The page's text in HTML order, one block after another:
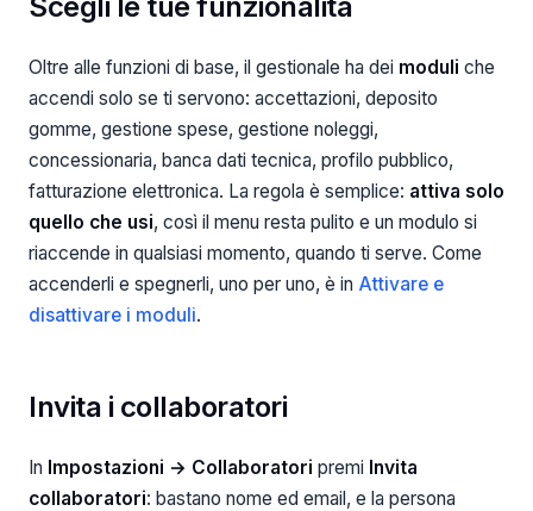
Oltre alle funzioni di base, il gestionale ha dei moduli che
accendi solo se ti servono: accettazioni, deposito
gomme, gestione spese, gestione noleggi,
concessionaria, banca dati tecnica, profilo pubblico,
fatturazione elettronica. La regola è semplice: attiva solo
quello che usi, così il menu resta pulito e un modulo si
riaccende in qualsiasi momento, quando ti serve. Come
accenderli e spegnerli, uno per uno, è in Attivare e
disattivare i moduli.
Invita i collaboratori
In Impostazioni → Collaboratori premi Invita
collaboratori: bastano nome ed email, e la persona